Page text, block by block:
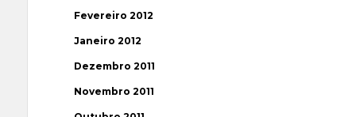
Fevereiro 2012
Janeiro 2012
Dezembro 2011
Novembro 2011